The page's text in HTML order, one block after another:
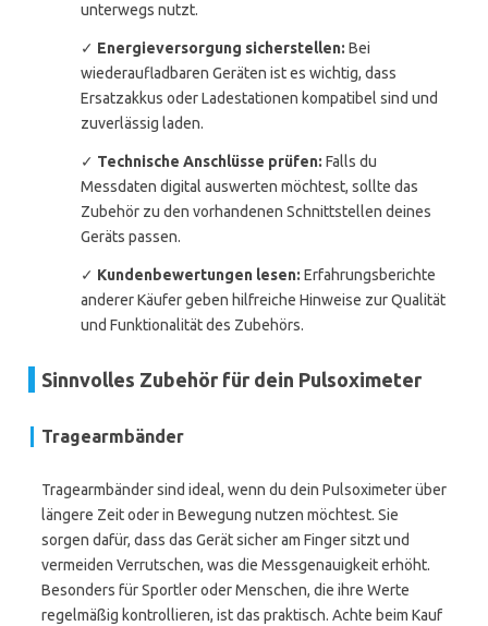
unterwegs nutzt.
✓ Energieversorgung sicherstellen: Bei
wiederaufladbaren Geräten ist es wichtig, dass
Ersatzakkus oder Ladestationen kompatibel sind und
zuverlässig laden.
✓ Technische Anschlüsse prüfen: Falls du
Messdaten digital auswerten möchtest, sollte das
Zubehör zu den vorhandenen Schnittstellen deines
Geräts passen.
✓ Kundenbewertungen lesen: Erfahrungsberichte
anderer Käufer geben hilfreiche Hinweise zur Qualität
und Funktionalität des Zubehörs.
Sinnvolles Zubehör für dein Pulsoximeter
Tragearmbänder
Tragearmbänder sind ideal, wenn du dein Pulsoximeter über
längere Zeit oder in Bewegung nutzen möchtest. Sie
sorgen dafür, dass das Gerät sicher am Finger sitzt und
vermeiden Verrutschen, was die Messgenauigkeit erhöht.
Besonders für Sportler oder Menschen, die ihre Werte
regelmäßig kontrollieren, ist das praktisch. Achte beim Kauf